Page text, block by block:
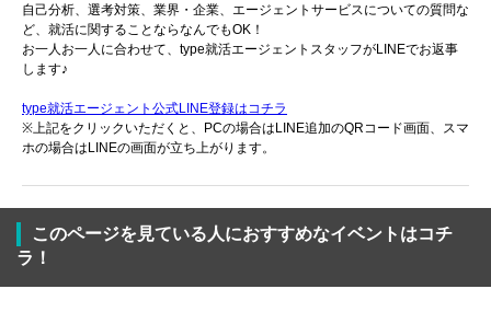
自己分析、選考対策、業界・企業、エージェントサービスについての質問な
ど、就活に関することならなんでもOK！
お一人お一人に合わせて、type就活エージェントスタッフがLINEでお返事
します♪
type就活エージェント公式LINE登録はコチラ
※上記をクリックいただくと、PCの場合はLINE追加のQRコード画面、スマ
ホの場合はLINEの画面が立ち上がります。
このページを見ている人におすすめなイベントはコチ
ラ！